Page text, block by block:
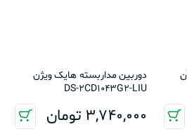
دوربین مداربسته هایک ویژن
DS-2CD1043G2-LIU
3,740,000 تومان